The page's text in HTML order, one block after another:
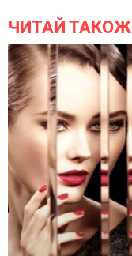
ЧИТАЙ ТАКОЖ